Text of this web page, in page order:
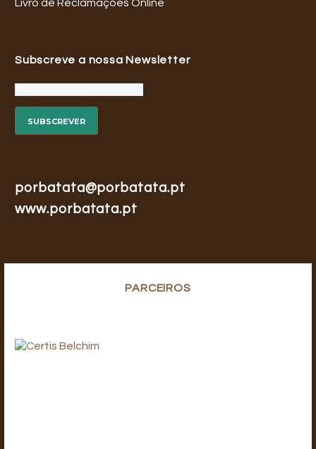
Livro de Reclamações Online
Subscreve a nossa Newsletter
porbatata@porbatata.pt
www.porbatata.pt
PARCEIROS